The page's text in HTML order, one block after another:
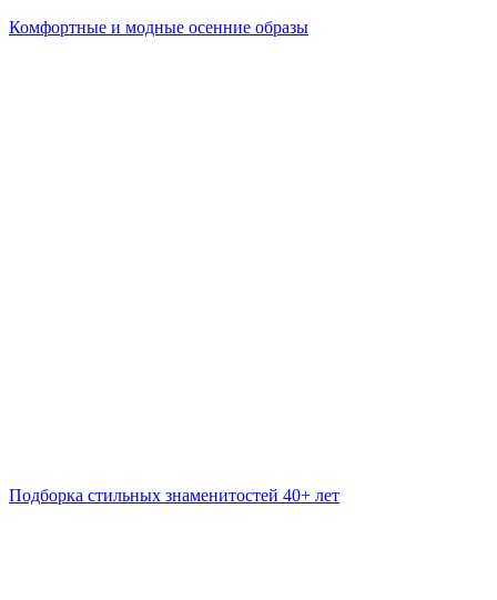
Комфортные и модные осенние образы
Подборка стильных знаменитостей 40+ лет